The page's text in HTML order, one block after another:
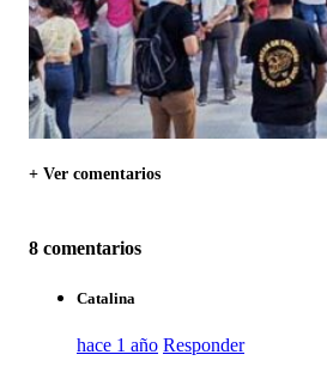
+ Ver comentarios
8 comentarios
Catalina
hace 1 año Responder